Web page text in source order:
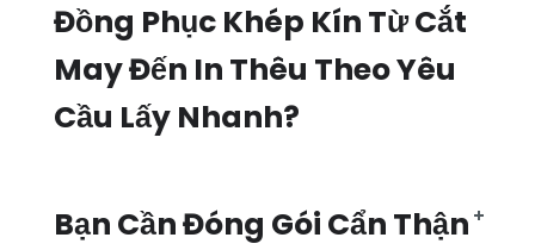
Đồng Phục Khép Kín Từ Cắt
May Đến In Thêu Theo Yêu
Cầu Lấy Nhanh?
Bạn Cần Đóng Gói Cẩn Thận